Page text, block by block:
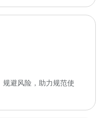
规避风险，助力规范使